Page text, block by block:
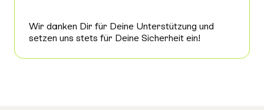
Wir danken Dir für Deine Unterstützung und
setzen uns stets für Deine Sicherheit ein!